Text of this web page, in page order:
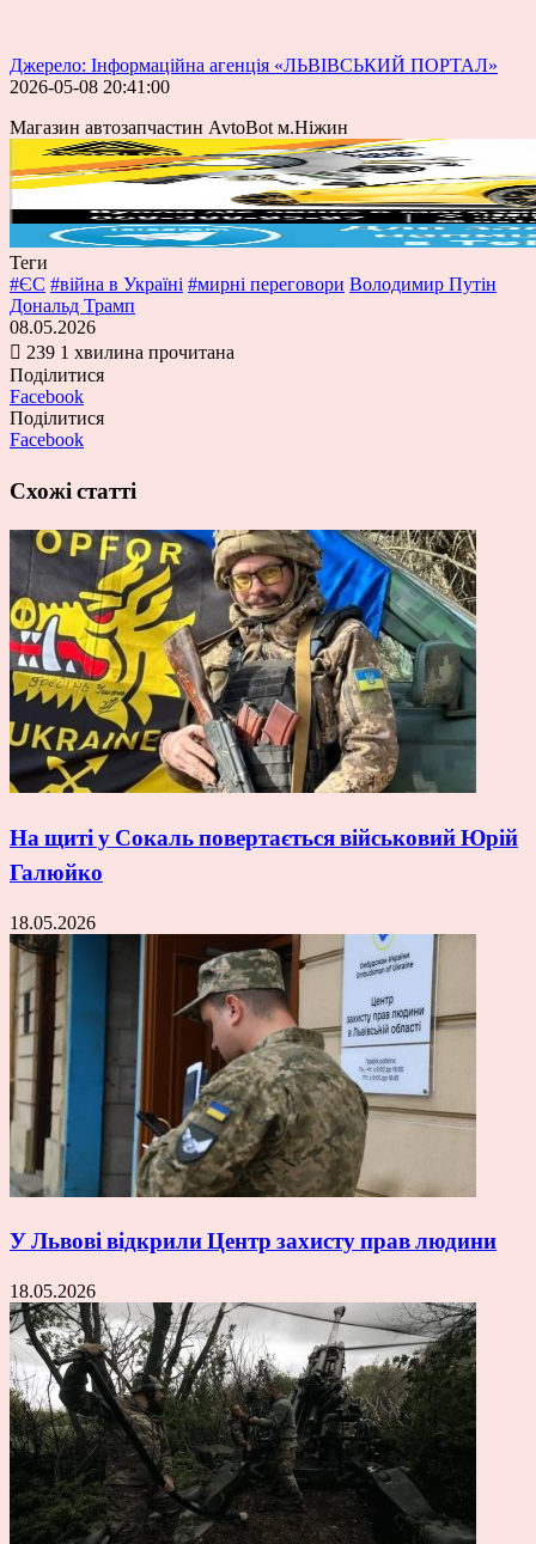
Джерело: Інформаційна агенція «ЛЬВІВСЬКИЙ ПОРТАЛ»
2026-05-08 20:41:00
Магазин автозапчастин AvtoBot м.Ніжин
Теги
#ЄС #війна в Україні #мирні переговори Володимир Путін
Дональд Трамп
08.05.2026
239 1 хвилина прочитана
Поділитися
Facebook
Поділитися
Facebook
Схожі статті
На щиті у Сокаль повертається військовий Юрій
Галюйко
18.05.2026
У Львові відкрили Центр захисту прав людини
18.05.2026